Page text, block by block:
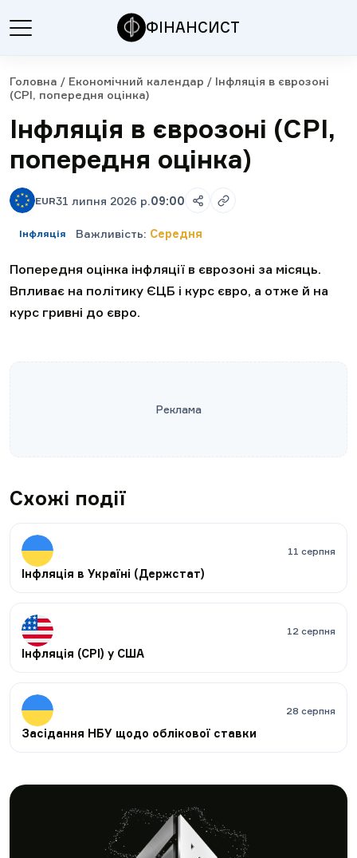
ФІНАНСИСТ
Головна / Економічний календар / Інфляція в єврозоні
(CPI, попередня оцінка)
Інфляція в єврозоні (CPI,
попередня оцінка)
EUR31 липня 2026 р.09:00
Інфляція Важливість: Середня
Попередня оцінка інфляції в єврозоні за місяць.
Впливає на політику ЄЦБ і курс євро, а отже й на
курс гривні до євро.
Реклама
Схожі події
11 серпня
Інфляція в Україні (Держстат)
12 серпня
Інфляція (CPI) у США
28 серпня
Засідання НБУ щодо облікової ставки